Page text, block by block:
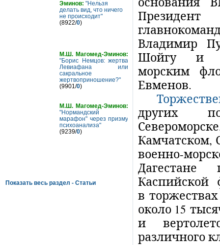
Владимир
Шойгу и
морским
Евменов.
других
Камчатском,
военно-
в
около 15
и
различного
Эминов: "Нельзя
делать вид, что ничего
не происходит"
(8922/0)
М.Ш. Магомед-Эминов:
"Борис Немцов: жертва
Левиафана или
сакральное
жертвоприношение?"
(9901/0)
М.Ш. Магомед-Эминов:
"Нормандский
марафон" через призму
психоанализа"
(9239/0)
Показать весь раздел - Статьи